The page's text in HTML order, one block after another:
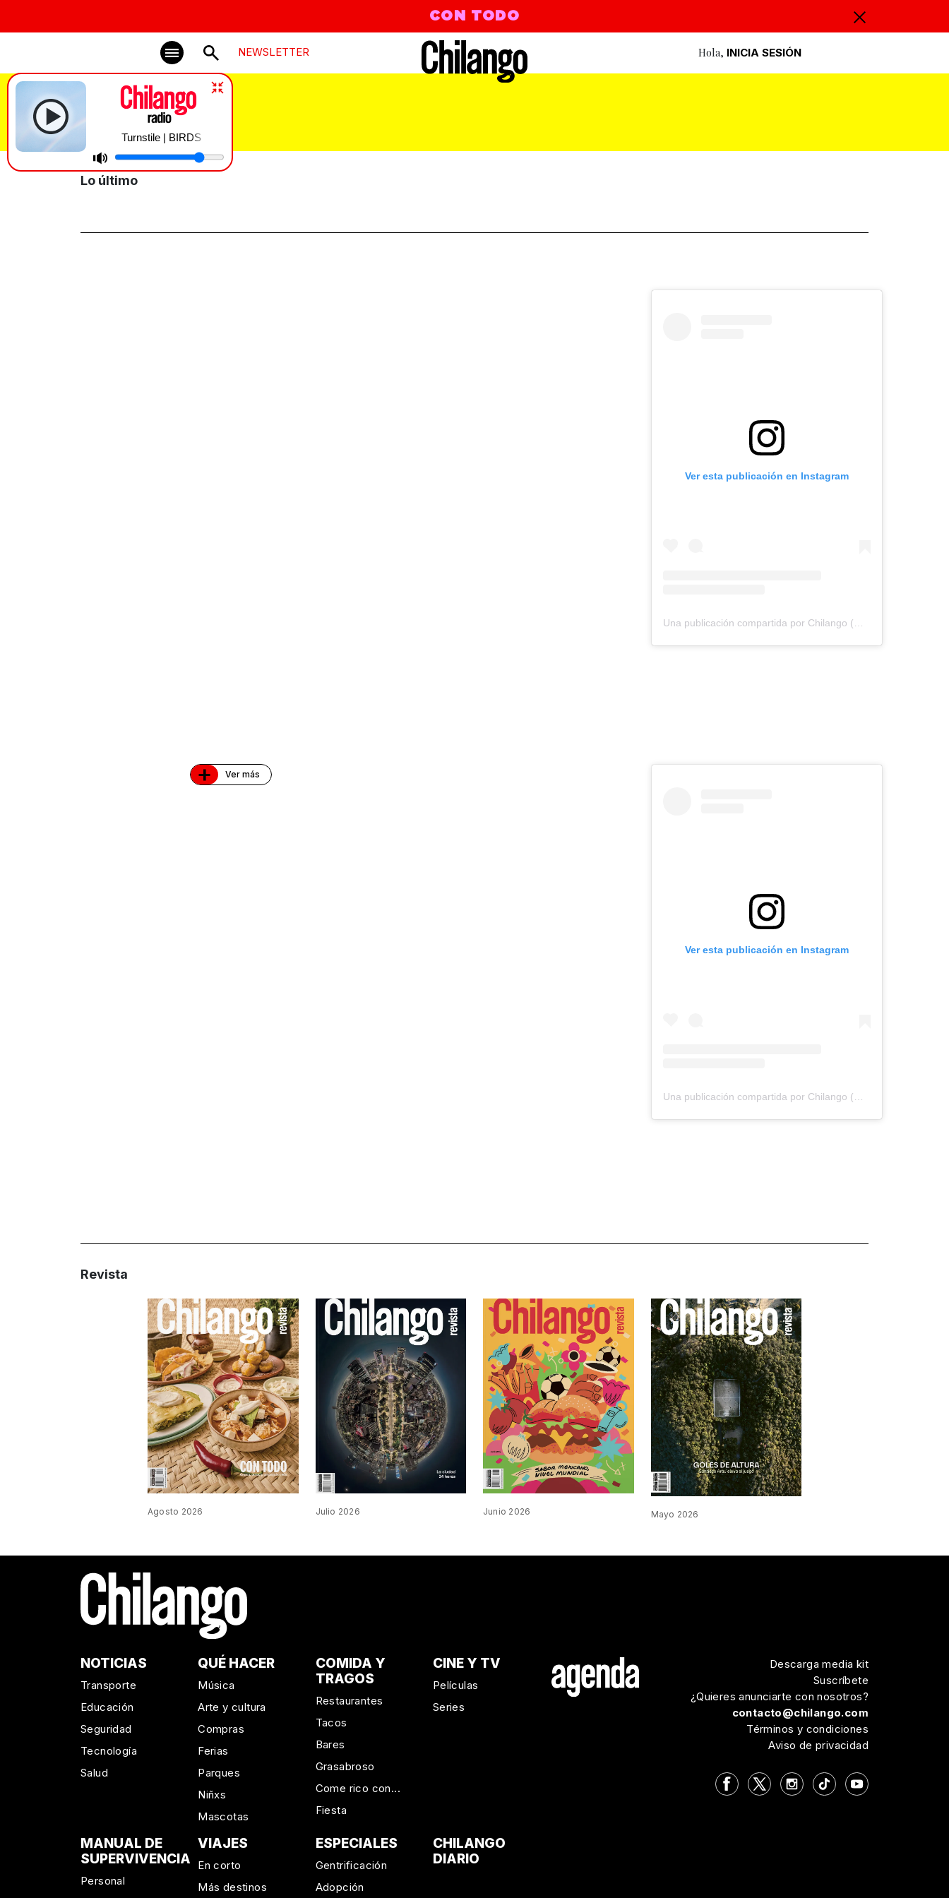
CON TODO
NEWSLETTER Hola, INICIA SESIÓN
Turnstile | BIRDS
Aldea Juvenil
Lo último
Ver esta publicación en Instagram
+ Ver más
Ver esta publicación en Instagram
Una publicación compartida por Chilango (@chilangocom)
Revista
Agosto 2026 Julio 2026 Junio 2026 Mayo 2026
NOTICIAS
Transporte
Educación
Seguridad
Tecnología
Salud
QUÉ HACER
Música
Arte y cultura
Compras
Ferias
Parques
Niñxs
Mascotas
COMIDA Y
TRAGOS
Restaurantes
Tacos
Bares
Grasabroso
Come rico con...
Fiesta
CINE Y TV
Películas
Series
MANUAL DE
SUPERVIVENCIA
Personal
VIAJES
En corto
Más destinos
ESPECIALES
Gentrificación
Adopción
CHILANGO
DIARIO
Descarga media kit
Suscríbete
¿Quieres anunciarte con nosotros?
contacto@chilango.com
Términos y condiciones
Aviso de privacidad